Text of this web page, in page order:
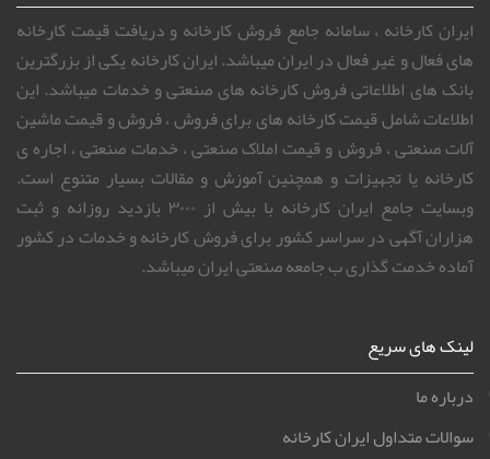
ایران کارخانه ، سامانه جامع فروش کارخانه و دریافت قیمت کارخانه
های فعال و غیر فعال در ایران میباشد. ایران کارخانه یکی از بزرگترین
بانک های اطلاعاتی فروش کارخانه های صنعتی و خدمات میباشد. این
اطلاعات شامل قیمت کارخانه های برای فروش ، فروش و قیمت ماشین
آلات صنعتی ، فروش و قیمت املاک صنعتی ، خدمات صنعتی ، اجاره ی
کارخانه یا تجهیزات و همچنین آموزش و مقالات بسیار متنوع است.
وبسایت جامع ایران کارخانه با بیش از ۳۰۰۰ بازدید روزانه و ثبت
هزاران آگهی در سراسر کشور برای فروش کارخانه و خدمات در کشور
آماده خدمت گذاری ب جامعه صنعتی ایران میباشد.
لینک های سریع
درباره ما
سوالات متداول ایران کارخانه